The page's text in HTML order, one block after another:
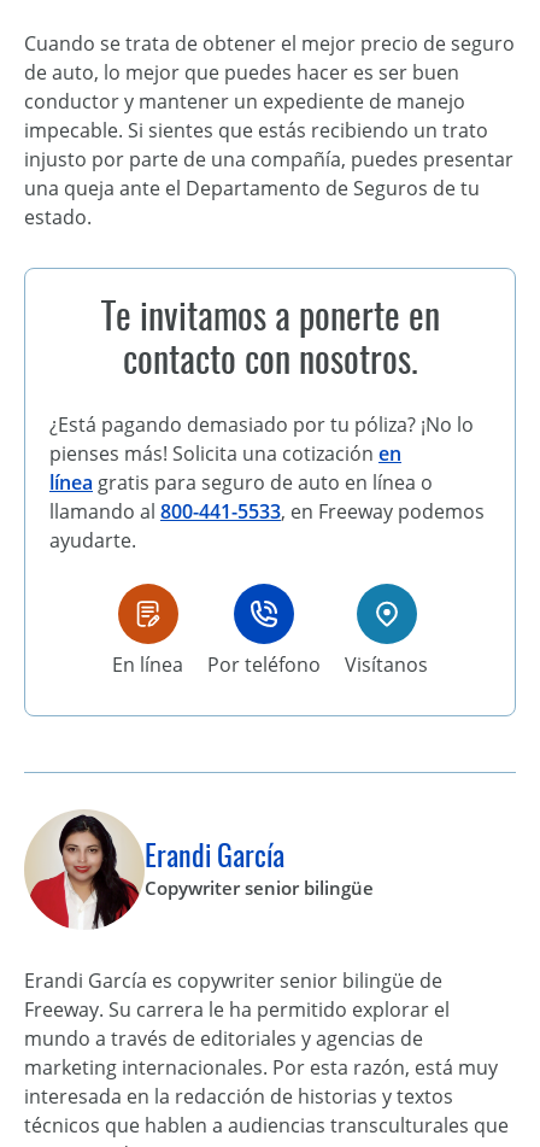
Cuando se trata de obtener el mejor precio de seguro
de auto, lo mejor que puedes hacer es ser buen
conductor y mantener un expediente de manejo
impecable. Si sientes que estás recibiendo un trato
injusto por parte de una compañía, puedes presentar
una queja ante el Departamento de Seguros de tu
estado.
Te invitamos a ponerte en
contacto con nosotros.
¿Está pagando demasiado por tu póliza? ¡No lo
pienses más! Solicita una cotización en
línea gratis para seguro de auto en línea o
llamando al 800-441-5533, en Freeway podemos
ayudarte.
En línea Por teléfono Visítanos
Erandi García
Copywriter senior bilingüe
Erandi García es copywriter senior bilingüe de
Freeway. Su carrera le ha permitido explorar el
mundo a través de editoriales y agencias de
marketing internacionales. Por esta razón, está muy
interesada en la redacción de historias y textos
técnicos que hablen a audiencias transculturales que